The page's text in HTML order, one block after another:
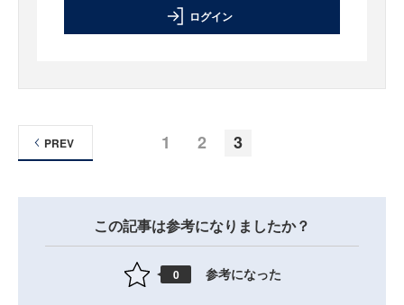
ログイン
1 2 3
PREV
この記事は参考になりましたか？
0 参考になった